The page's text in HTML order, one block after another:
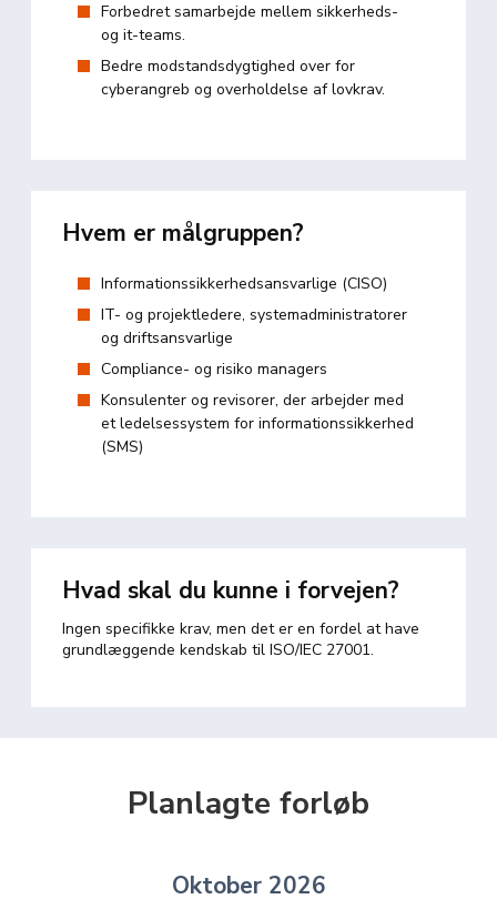
Forbedret samarbejde mellem sikkerheds-
og it-teams.
Bedre modstandsdygtighed over for
cyberangreb og overholdelse af lovkrav.
Hvem er målgruppen?
Informationssikkerhedsansvarlige (CISO)
IT- og projektledere, systemadministratorer
og driftsansvarlige
Compliance- og risiko managers
Konsulenter og revisorer, der arbejder med
et ledelsessystem for informationssikkerhed
(SMS)
Hvad skal du kunne i forvejen?
Ingen specifikke krav, men det er en fordel at have
grundlæggende kendskab til ISO/IEC 27001.
Planlagte forløb
Oktober 2026